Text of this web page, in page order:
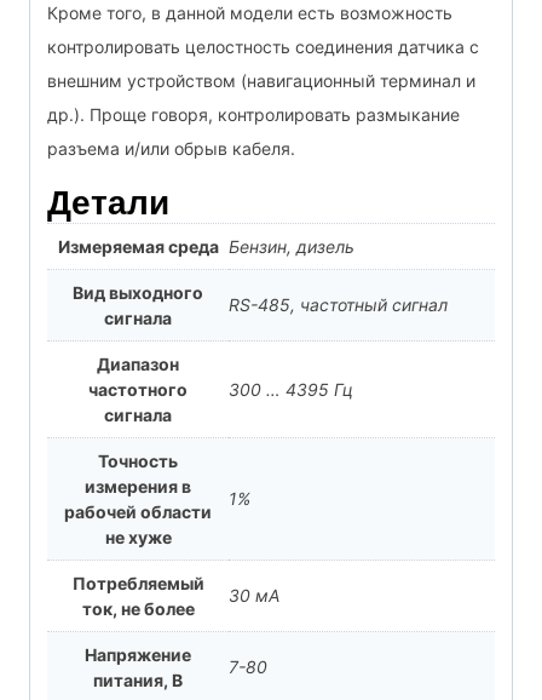
Кроме того, в данной модели есть возможность
контролировать целостность соединения датчика с
внешним устройством (навигационный терминал и
др.). Проще говоря, контролировать размыкание
разъема и/или обрыв кабеля.
Детали
Измеряемая среда Бензин, дизель
Вид выходного
сигнала
RS-485, частотный сигнал
Диапазон
частотного
сигнала
300 … 4395 Гц
Точность
измерения в
рабочей области
не хуже
1%
Потребляемый
ток, не более
30 мА
Напряжение
питания, В
7-80